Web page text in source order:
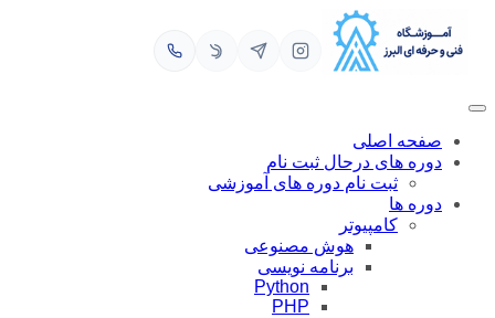
محتوا
صفحه اصلی
دوره های درحال ثبت نام
ثبت نام دوره های آموزشی
دوره ها
کامپیوتر
هوش مصنوعی
برنامه نویسی
Python
PHP